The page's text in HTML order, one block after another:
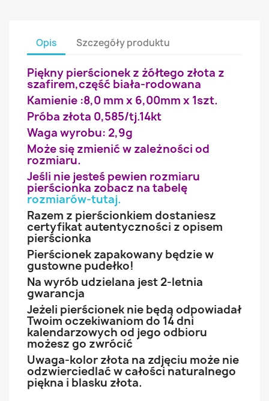
Opis Szczegóły produktu
Piękny pierścionek z żółtego złota z
szafirem,część biała-rodowana
Kamienie :8,0 mm x 6,00mm x 1szt.
Próba złota 0,585/tj.14kt
Waga wyrobu: 2,9g
Może się zmienić w zależności od
rozmiaru.
Jeśli nie jesteś pewien rozmiaru
pierścionka zobacz na tabelę
rozmiarów-tutaj.
Razem z pierścionkiem dostaniesz
certyfikat autentyczności z opisem
pierścionka
Pierścionek zapakowany będzie w
gustowne pudełko!
Na wyrób udzielana jest 2-letnia
gwarancja
Jeżeli pierścionek nie będą odpowiadał
Twoim oczekiwaniom do 14 dni
kalendarzowych od jego odbioru
możesz go zwrócić
Uwaga-kolor złota na zdjęciu może nie
odzwierciedlać w całości naturalnego
piękna i blasku złota.